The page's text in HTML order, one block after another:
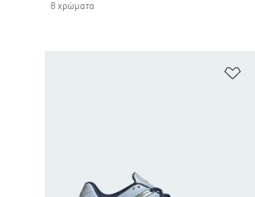
8 χρώματα